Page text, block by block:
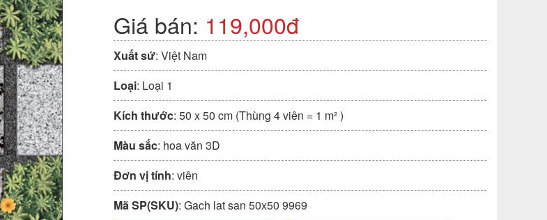
Giá bán: 119,000đ
Xuất sứ: Việt Nam
Loại: Loại 1
Kích thước: 50 x 50 cm (Thùng 4 viên = 1 m² )
Màu sắc: hoa văn 3D
Đơn vị tính: viên
Mã SP(SKU): Gach lat san 50x50 9969